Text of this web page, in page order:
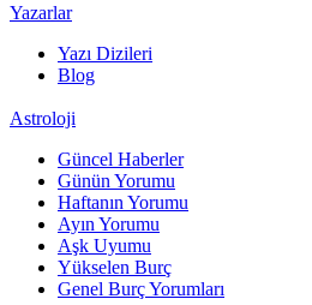
Yazarlar
Yazı Dizileri
Blog
Astroloji
Güncel Haberler
Günün Yorumu
Haftanın Yorumu
Ayın Yorumu
Aşk Uyumu
Yükselen Burç
Genel Burç Yorumları